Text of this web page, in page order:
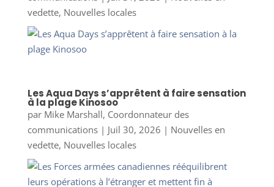
vedette, Nouvelles locales
Les Aqua Days s’apprêtent à faire sensation
à la plage Kinosoo
par Mike Marshall, Coordonnateur des
communications| Juil 30, 2026 | Nouvelles en
vedette, Nouvelles locales